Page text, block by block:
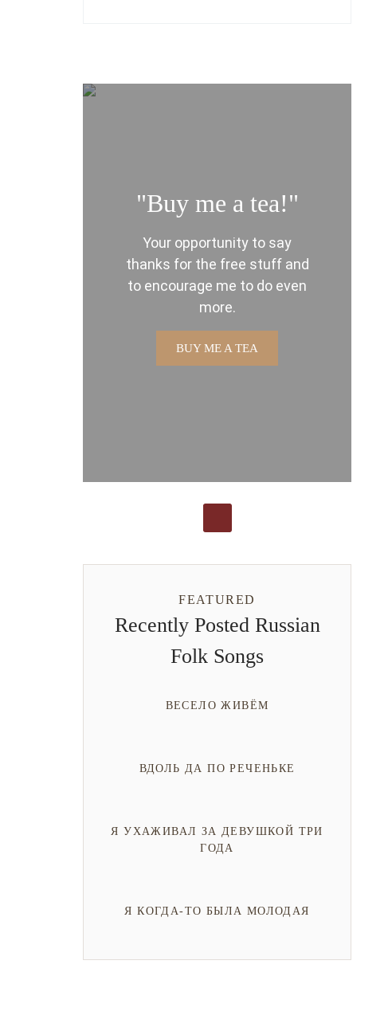
"Buy me a tea!"
Your opportunity to say
thanks for the free stuff and
to encourage me to do even
more.
BUY ME A TEA
FEATURED
Recently Posted Russian
Folk Songs
ВЕСЕЛО ЖИВЁМ
ВДОЛЬ ДА ПО РЕЧЕНЬКЕ
Я УХАЖИВАЛ ЗА ДЕВУШКОЙ ТРИ
ГОДА
Я КОГДА-ТО БЫЛА МОЛОДАЯ